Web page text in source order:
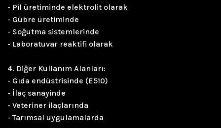
- Pil üretiminde elektrolit olarak
- Gübre üretiminde
- Soğutma sistemlerinde
- Laboratuvar reaktifi olarak
4. Diğer Kullanım Alanları:
- Gıda endüstrisinde (E510)
- İlaç sanayinde
- Veteriner ilaçlarında
- Tarımsal uygulamalarda